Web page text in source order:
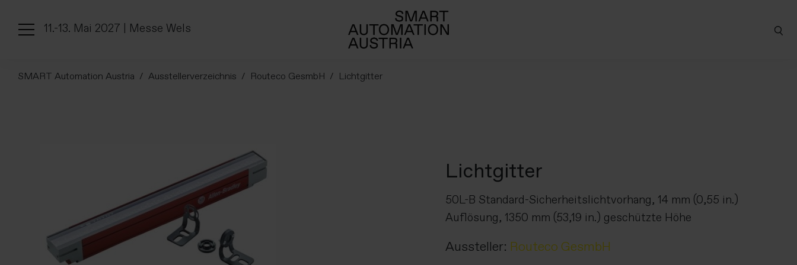
11.-13. Mai 2027 | Messe Wels
SMART Automation Austria Ausstellerverzeichnis Routeco GesmbH Lichtgitter
Lichtgitter
50L-B Standard-Sicherheitslichtvorhang, 14 mm (0,55 in.)
Auflösung, 1350 mm (53,19 in.) geschützte Höhe
Aussteller: Routeco GesmbH